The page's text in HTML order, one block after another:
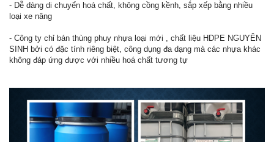
- Dễ dàng di chuyển hoá chất, không cồng kềnh, sắp xếp bằng nhiều
loại xe nâng
- Công ty chỉ bán thùng phuy nhựa loại mới , chất liệu HDPE NGUYÊN
SINH bởi có đặc tính riêng biệt, công dụng đa dạng mà các nhựa khác
không đáp ứng được với nhiều hoá chất tương tự